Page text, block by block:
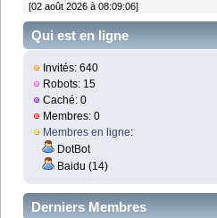
[02 août 2026 à 08:09:06]
Qui est en ligne
Invités: 640
Robots: 15
Caché: 0
Membres: 0
Membres en ligne:
DotBot
Baidu (14)
Derniers Membres